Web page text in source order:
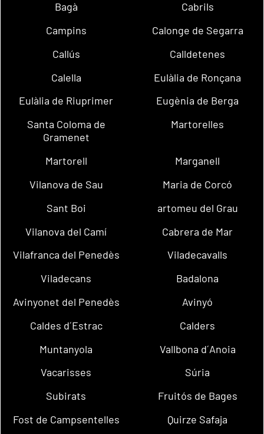
Bagà
Cabrils
Campins
Calonge de Segarra
Callús
Calldetenes
Calella
Eulàlia de Ronçana
Eulàlia de Riuprimer
Eugènia de Berga
Santa Coloma de
Gramenet
Martorelles
Martorell
Marganell
Vilanova de Sau
Maria de Corcó
Sant Boi
artomeu del Grau
Vilanova del Camí
Cabrera de Mar
Vilafranca del Penedès
Viladecavalls
Viladecans
Badalona
Avinyonet del Penedès
Avinyó
Caldes d´Estrac
Calders
Muntanyola
Vallbona d´Anoia
Vacarisses
Súria
Subirats
Fruitós de Bages
Fost de Campsentelles
Quirze Safaja